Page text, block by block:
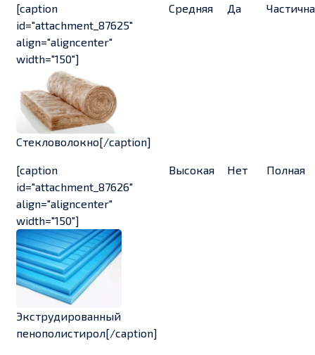
[caption
id="attachment_87625"
align="aligncenter"
width="150"]
Стекловолокно[/caption]
Средняя Да
[caption
id="attachment_87626"
align="aligncenter"
width="150"]
Экструдированный
пенополистирол[/caption]
Высокая Нет Полная